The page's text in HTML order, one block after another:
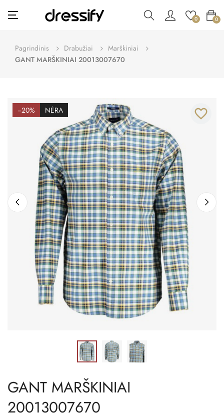
Toggle
navigation
☰ 0 0
Pagrindinis Drabužiai
Marškiniai
GANT MARŠKINIAI 20013007670
−20% NĖRA favorite_border
GANT MARŠKINIAI
20013007670